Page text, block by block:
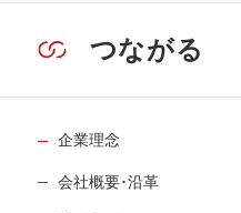
つながる
企業理念
会社概要･沿革